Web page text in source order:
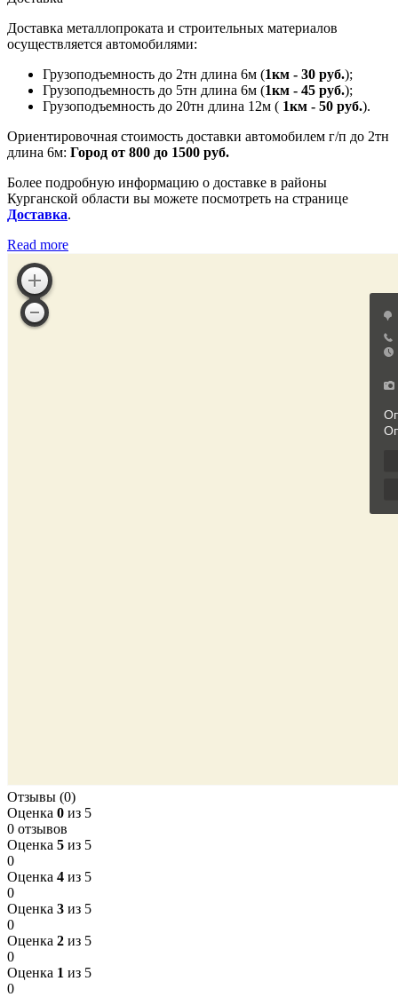
Доставка металлопроката и строительных материалов
осуществляется автомобилями:
Грузоподъемность до 2тн длина 6м (1км - 30 руб.);
Грузоподъемность до 5тн длина 6м (1км - 45 руб.);
Грузоподъемность до 20тн длина 12м ( 1км - 50 руб.).
Ориентировочная стоимость доставки автомобилем г/п до 2тн
длина 6м: Город от 800 до 1500 руб.
Более подробную информацию о доставке в районы
Курганской области вы можете посмотреть на странице
Доставка.
Read more
Отзывы (0)
Оценка 0 из 5
0 отзывов
Оценка 5 из 5
0
Оценка 4 из 5
0
Оценка 3 из 5
0
Оценка 2 из 5
0
Оценка 1 из 5
0